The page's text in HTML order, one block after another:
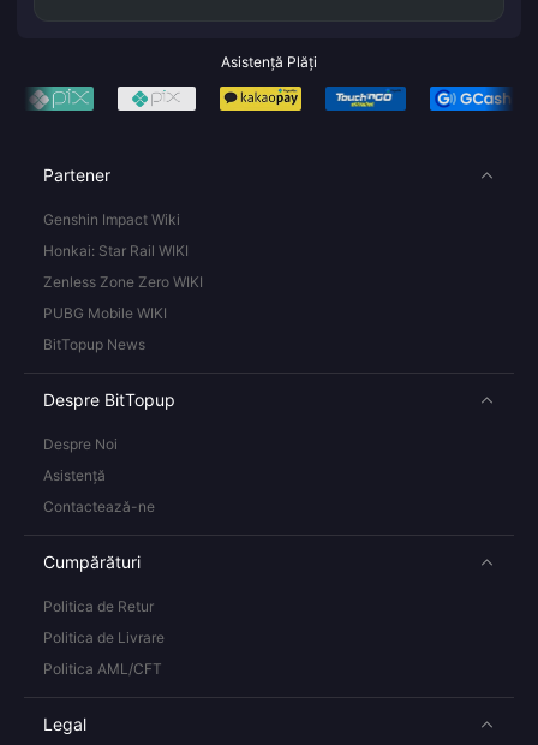
Asistență Plăți
Partener
Genshin Impact Wiki
Honkai: Star Rail WIKI
Zenless Zone Zero WIKI
PUBG Mobile WIKI
BitTopup News
Despre BitTopup
Despre Noi
Asistență
Contactează-ne
Cumpărături
Politica de Retur
Politica de Livrare
Politica AML/CFT
Legal